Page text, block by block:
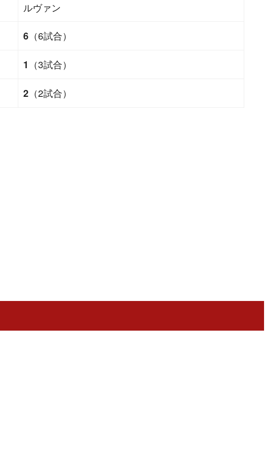
ルヴァン
6 （6試合）
1 （3試合）
2 （2試合）